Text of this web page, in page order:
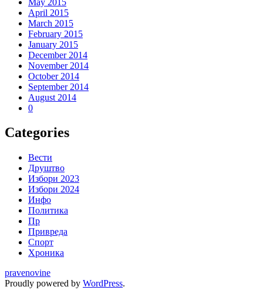
April 2015
March 2015
February 2015
January 2015
December 2014
November 2014
October 2014
September 2014
August 2014
0
Categories
Вести
Друштво
Избори 2023
Избори 2024
Инфо
Политика
Пр
Привреда
Спорт
Хроника
pravenovine
Proudly powered by WordPress.